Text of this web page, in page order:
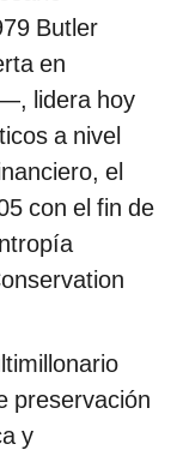
Butler
en
lidera hoy
a nivel
el
con el fin de
preservación
y